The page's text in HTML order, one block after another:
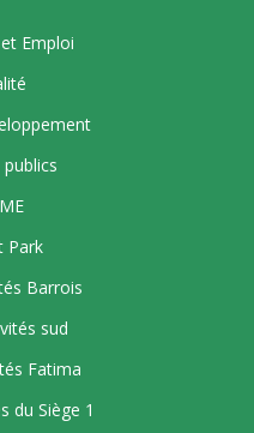
Emploi
Park
Barrois
sud
Fatima
du Siège 1